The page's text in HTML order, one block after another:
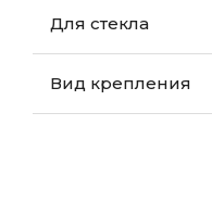
Для стекла
Вид крепления